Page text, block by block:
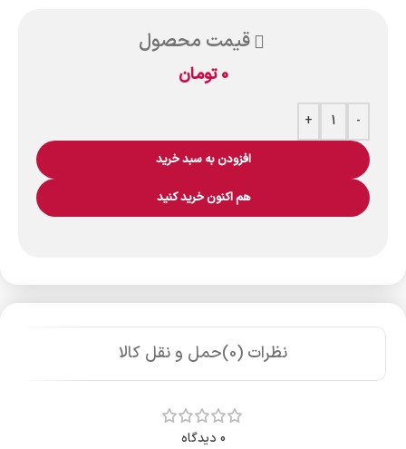
قیمت محصول
0 تومان
-
+
افزودن به سبد خرید
هم اکنون خرید کنید
نظرات (0) حمل و نقل کالا
0 دیدگاه